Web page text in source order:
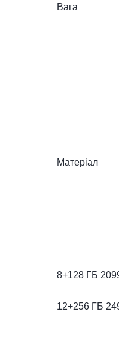
Вага
Матеріал
8+128 ГБ
12+256 ГБ